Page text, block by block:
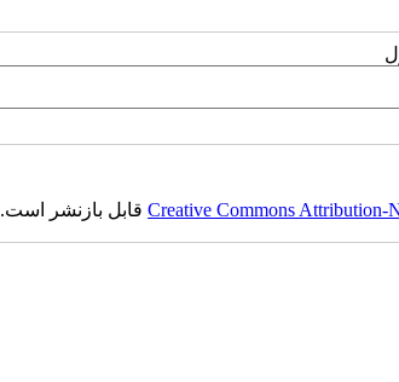
Creative Commons Attribution-قابل بازنشر است.